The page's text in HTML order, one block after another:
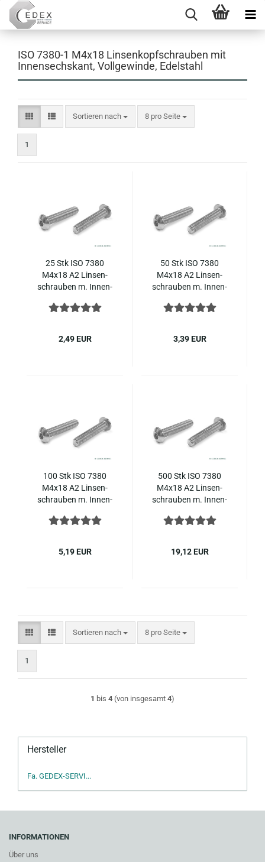
ISO 7380-1 M4x18 Linsenkopfschrauben mit
Innensechskant, Vollgewinde, Edelstahl
Sortieren nach
Sortieren nach 8 pro Seite
pro Seite
1
25 Stk ISO 7380
M4x18 A2 Lin­sen­
schrau­ben m. In­nen­
1 Edel­stahl
2,49 EUR
50 Stk ISO 7380
M4x18 A2 Lin­sen­
schrau­ben m. In­nen­
1 Edel­stahl
3,39 EUR
100 Stk ISO 7380
M4x18 A2 Lin­sen­
schrau­ben m. In­nen­
1 Edel­stahl
5,19 EUR
500 Stk ISO 7380
M4x18 A2 Lin­sen­
schrau­ben m. In­nen­
1 Edel­stahl
19,12 EUR
Sortieren nach
Sortieren nach 8 pro Seite
pro Seite
1
1 bis 4 (von insgesamt 4)
Hersteller
Fa. GEDEX-SERVI...
INFORMATIONEN
Über uns